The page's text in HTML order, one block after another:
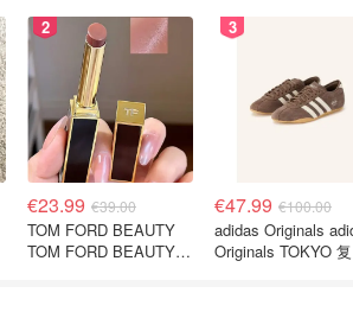
2
€23.99 €39.00
TOM FORD BEAUTY
TOM FORD BEAUTY
3
€47.99 €100.00
adidas Originals
Originals TOKYO